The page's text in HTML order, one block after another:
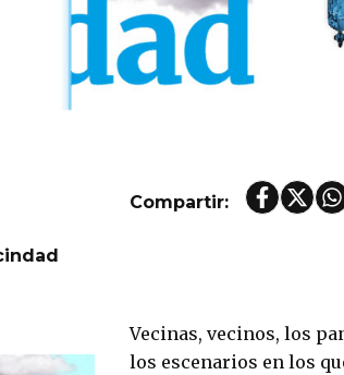
Compartir:
Vecinas, vecinos, los
los escenarios en los